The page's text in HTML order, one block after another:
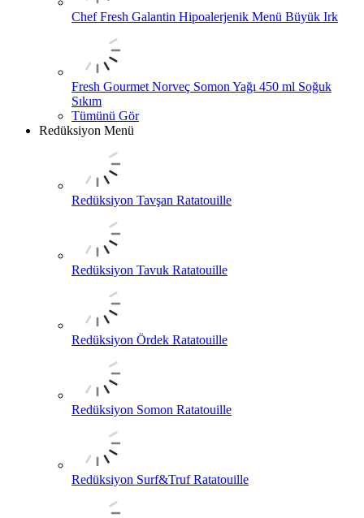
Chef Fresh Galantin Hipoalerjenik Menü Büyük Irk
Fresh Gourmet Norveç Somon Yağı 450 ml Soğuk
Sıkım
Tümünü Gör
Redüksiyon Menü
Redüksiyon Tavşan Ratatouille
Redüksiyon Tavuk Ratatouille
Redüksiyon Ördek Ratatouille
Redüksiyon Somon Ratatouille
Redüksiyon Surf&Truf Ratatouille